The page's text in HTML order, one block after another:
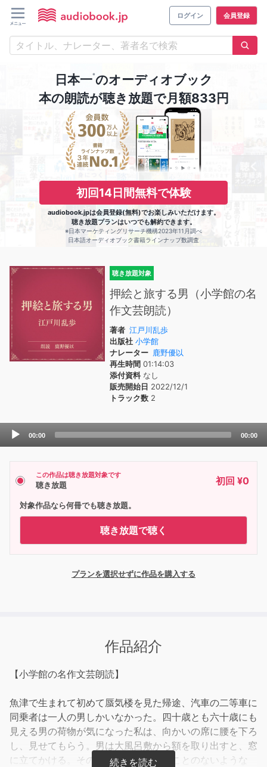
ログイン 会員登録
日本一※のオーディオブック
本の朗読が聴き放題で月額833円
初回14日間無料で体験
audiobook.jpは会員登録(無料)でお楽しみいただけます。
聴き放題プランはいつでも解約できます。
※日本マーケティングリサーチ機構2023年11月調べ
日本語オーディオブック書籍ラインナップ数調査
聴き放題対象
押絵と旅する男（小学館の名
作文芸朗読）
著者 江戸川乱歩
出版社 小学館
ナレーター 鹿野優以
再生時間 01:14:03
添付資料なし
販売開始日 2022/12/1
トラック数 2
Audio
00:00 00:00
この作品は聴き放題対象です
聴き放題 初回 ¥0
対象作品なら何冊でも聴き放題。
聴き放題で聴く
プランを選択せずに作品を購入する
作品紹介
【小学館の名作文芸朗読】
魚津で生まれて初めて蜃気楼を見た帰途、汽車の二等車に
同乗者は一人の男しかいなかった。四十歳とも六十歳にも
見える男の荷物が気になった私は、向かいの席に腰を下ろ
し、見せてもらう。男は大風呂敷から額を取り出すと、窓
に立てかける。その表面はかつて見たことのないような